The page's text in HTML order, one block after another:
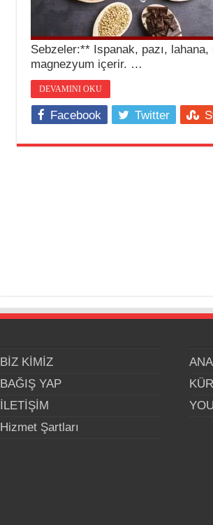
Sebzeler:** Ispanak, pazı,
magnezyum içerir. …
DEVAMINI OKU
Facebook Twitter
BİZ KİMİZ
BAĞIŞ YAP
İLETİŞİM
Hizmet Şartları